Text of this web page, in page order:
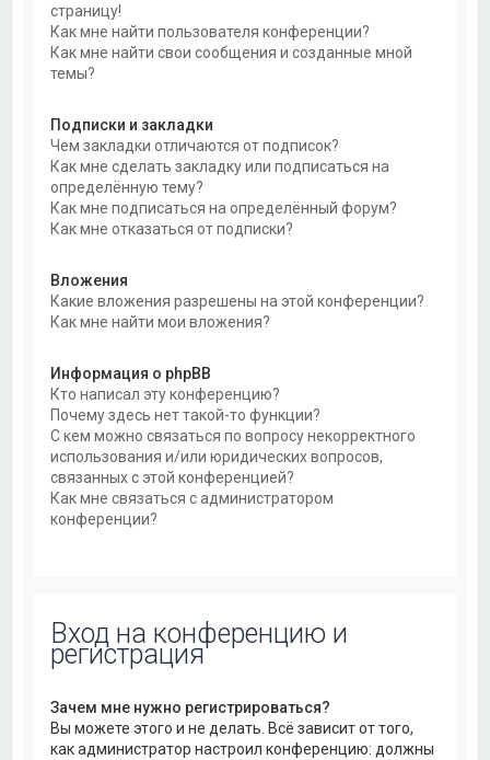
страницу!
Как мне найти пользователя конференции?
Как мне найти свои сообщения и созданные мной
темы?
Подписки и закладки
Чем закладки отличаются от подписок?
Как мне сделать закладку или подписаться на
определённую тему?
Как мне подписаться на определённый форум?
Как мне отказаться от подписки?
Вложения
Какие вложения разрешены на этой конференции?
Как мне найти мои вложения?
Информация о phpBB
Кто написал эту конференцию?
Почему здесь нет такой-то функции?
С кем можно связаться по вопросу некорректного
использования и/или юридических вопросов,
связанных с этой конференцией?
Как мне связаться с администратором
конференции?
Вход на конференцию и
регистрация
Зачем мне нужно регистрироваться?
Вы можете этого и не делать. Всё зависит от того,
как администратор настроил конференцию: должны